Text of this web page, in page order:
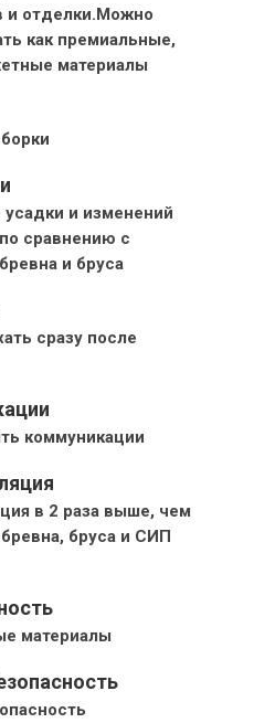
и отделки.Можно
как премиальные,
материалы
сразу после
коммуникации
в 2 раза выше, чем
бруса и СИП
материалы
усадки и изменений
сравнению с
и бруса